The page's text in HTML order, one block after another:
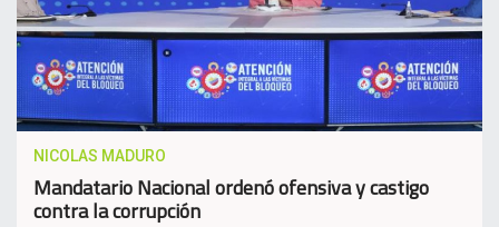
NICOLAS MADURO
Mandatario Nacional ordenó ofensiva y castigo
contra la corrupción